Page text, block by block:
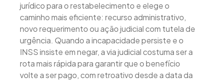
jurídico para o restabelecimento e elege o
caminho mais eficiente: recurso administrativo,
novo requerimento ou ação judicial com tutela de
urgência. Quando a incapacidade persiste e o
INSS insiste em negar, a via judicial costuma ser a
rota mais rápida para garantir que o benefício
volte a ser pago, com retroativo desde a data da